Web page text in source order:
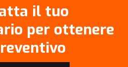
il tuo
per ottenere